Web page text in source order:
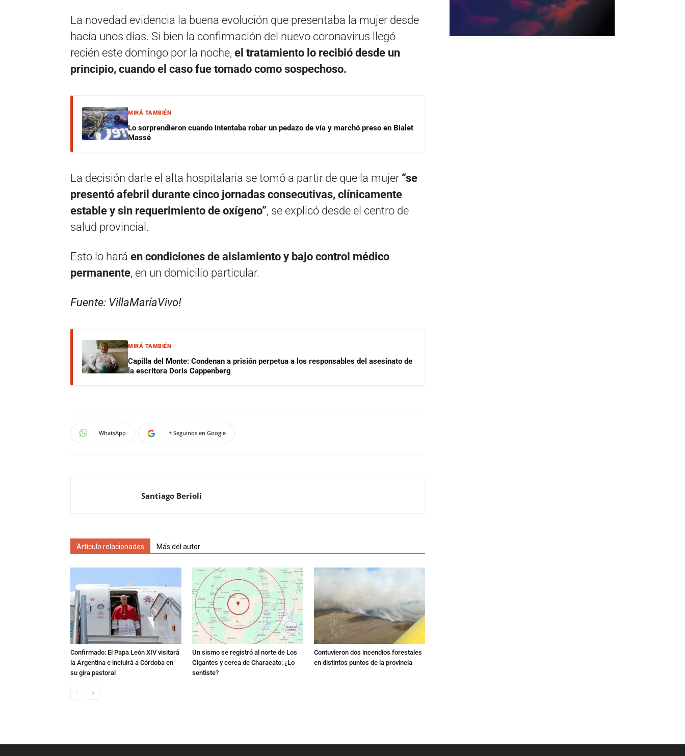
La novedad evidencia la buena evolución que presentaba la mujer desde
hacía unos días. Si bien la confirmación del nuevo coronavirus llegó
recién este domingo por la noche, el tratamiento lo recibió desde un
principio, cuando el caso fue tomado como sospechoso.
MIRÁ TAMBIÉN
Lo sorprendieron cuando intentaba robar un pedazo de vía y marchó preso en Bialet
Massé
La decisión darle el alta hospitalaria se tomó a partir de que la mujer “se
presentó afebril durante cinco jornadas consecutivas, clínicamente
estable y sin requerimiento de oxígeno”, se explicó desde el centro de
salud provincial.
Esto lo hará en condiciones de aislamiento y bajo control médico
permanente, en un domicilio particular.
Fuente: VillaMaríaVivo!
MIRÁ TAMBIÉN
Capilla del Monte: Condenan a prisión perpetua a los responsables del asesinato de
la escritora Doris Cappenberg
WhatsApp + Seguinos en Google
Santiago Berioli
Artículo relacionados Más del autor
Confirmado: El Papa León XIV visitará
la Argentina e incluirá a Córdoba en
su gira pastoral
Un sismo se registró al norte de Los
Gigantes y cerca de Characato: ¿Lo
sentiste?
Contuvieron dos incendios forestales
en distintos puntos de la provincia